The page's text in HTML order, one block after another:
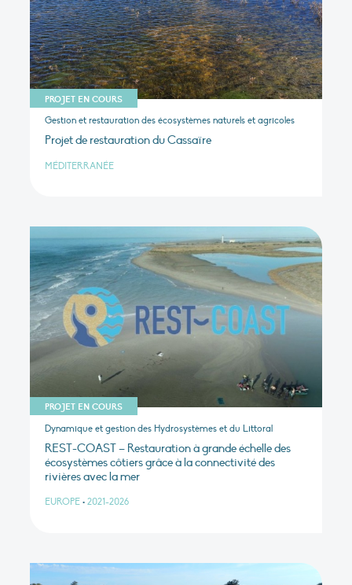
PROJET EN COURS
Gestion et restauration des écosystèmes naturels et agricoles
Projet de restauration du Cassaïre
MÉDITERRANÉE
PROJET EN COURS
Dynamique et gestion des Hydrosystèmes et du Littoral
REST-COAST – Restauration à grande échelle des
écosystèmes côtiers grâce à la connectivité des
rivières avec la mer
EUROPE • 2021-2026